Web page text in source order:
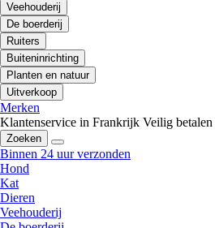
Veehouderij
De boerderij
Ruiters
Buiteninrichting
Planten en natuur
Uitverkoop
Merken
Klantenservice in Frankrijk Veilig betalen
Zoeken
Binnen 24 uur verzonden
Hond
Kat
Dieren
Veehouderij